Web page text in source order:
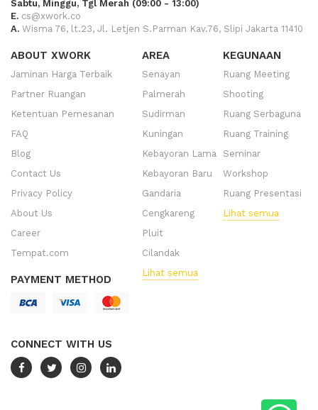
Sabtu, Minggu, Tgl Merah (09:00 - 13:00)
E. cs@xwork.co
A. Wisma 76, lt.23, Jl. Letjen S.Parman Kav.76, Slipi Jakarta 11410
ABOUT XWORK
Jaminan Harga Terbaik
Partner Ruangan
Ketentuan Pemesanan
FAQ
Blog
Contact Us
Privacy Policy
About Us
Career
Tempat.com
PAYMENT METHOD
CONNECT WITH US
AREA
Senayan
Palmerah
Sudirman
Kuningan
Kebayoran Lama
Kebayoran Baru
Gandaria
Cengkareng
Pluit
Cilandak
Lihat semua
KEGUNAAN
Ruang Meeting
Shooting
Ruang Serbaguna
Ruang Training
Seminar
Workshop
Ruang Presentasi
Lihat semua